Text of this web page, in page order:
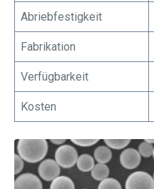
Abriebfestigkeit
Fabrikation
Verfügbarkeit
Kosten